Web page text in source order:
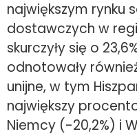
największym rynku
dostawczych w
skurczyły się o
odnotowały
unijne, w tym
największy
Niemcy (-20,2%) i